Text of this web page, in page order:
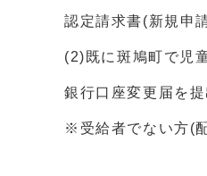
認定請求書(新規申
(2)既に斑鳩町で児
銀行口座変更届を提
※受給者でない方(